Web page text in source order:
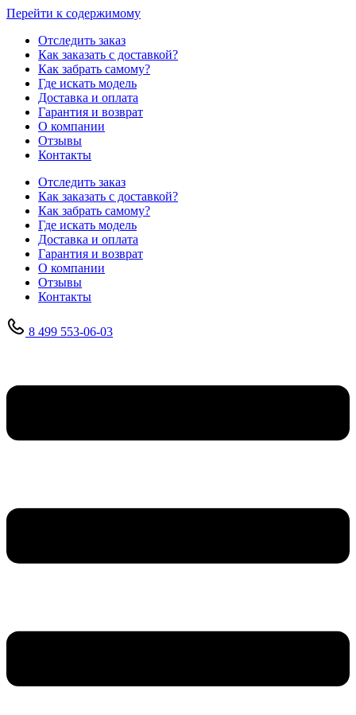
Перейти к содержимому
Отследить заказ
Как заказать с доставкой?
Как забрать самому?
Где искать модель
Доставка и оплата
Гарантия и возврат
О компании
Отзывы
Контакты
Отследить заказ
Как заказать с доставкой?
Как забрать самому?
Где искать модель
Доставка и оплата
Гарантия и возврат
О компании
Отзывы
Контакты
8 499 553-06-03